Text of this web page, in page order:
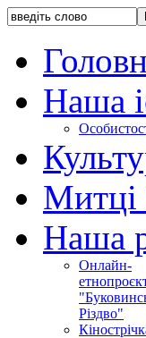
Наша
Митці
Наша
Онлайн-
Різдво"